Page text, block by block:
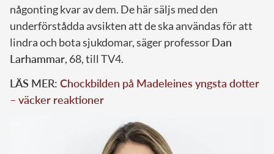
någonting kvar av dem. De här säljs med den
underförstådda avsikten att de ska användas för att
lindra och bota sjukdomar, säger professorDan
Larhammar, 68, till TV4.
LÄS MER: Chockbilden på Madeleines yngsta dotter
– väcker reaktioner